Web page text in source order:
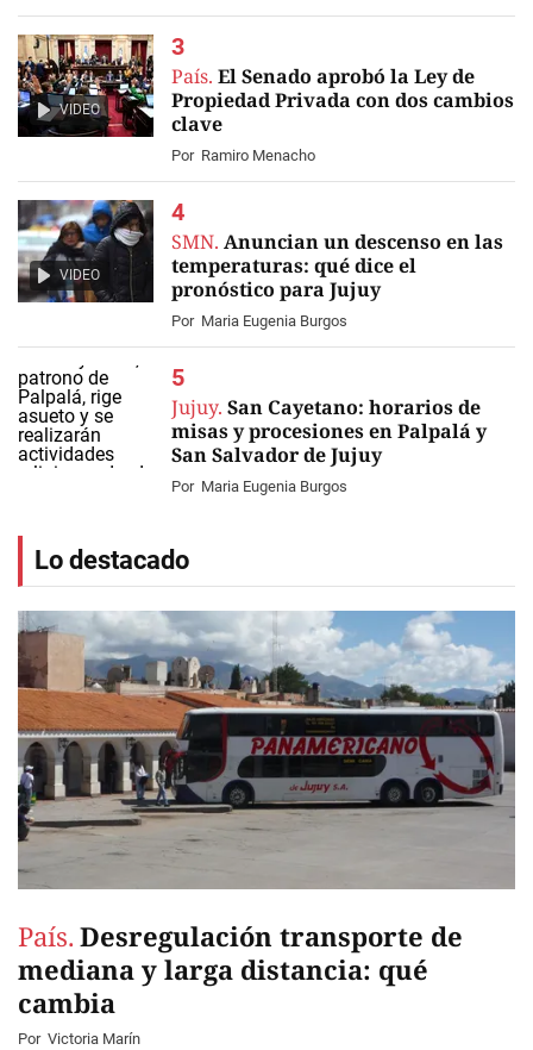
VIDEO
País. El Senado aprobó la Ley de
Propiedad Privada con dos cambios
clave
Por Ramiro Menacho
VIDEO
SMN. Anuncian un descenso en las
temperaturas: qué dice el
pronóstico para Jujuy
Por Maria Eugenia Burgos
Jujuy. San Cayetano: horarios de
misas y procesiones en Palpalá y
San Salvador de Jujuy
Por Maria Eugenia Burgos
Lo destacado
País. Desregulación transporte de
mediana y larga distancia: qué
cambia
Por Victoria Marín